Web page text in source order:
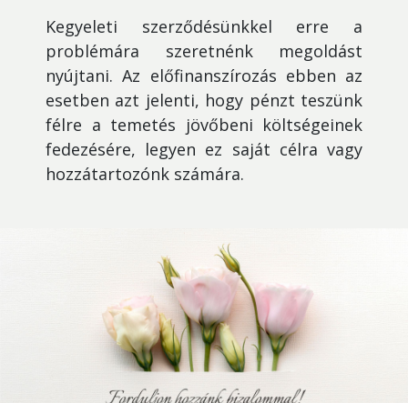
Kegyeleti szerződésünkkel erre a
problémára szeretnénk megoldást
nyújtani. Az előfinanszírozás ebben az
esetben azt jelenti, hogy pénzt teszünk
félre a temetés jövőbeni költségeinek
fedezésére, legyen ez saját célra vagy
hozzátartozónk számára.